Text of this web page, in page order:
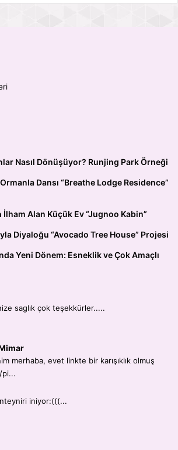
Nasıl Dönüşüyor? Runjing Park Örneği
Dansı “Breathe Lodge Residence”
Alan Küçük Ev “Jugnoo Kabin”
Diyaloğu “Avocado Tree House” Projesi
Yeni Dönem: Esneklik ve Çok Amaçlı
saglık çok teşekkürler.....
merhaba, evet linkte bir karışıklık olmuş
iniyor:(((...